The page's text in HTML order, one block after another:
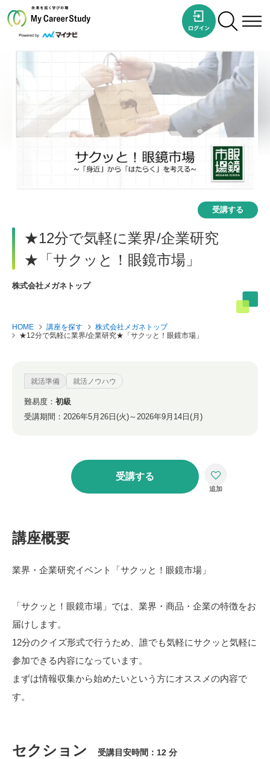
受講する
★12分で気軽に業界/企業研究
★「サクッと！眼鏡市場」
株式会社メガネトップ
HOME 講座を探す
株式会社メガネトップ
★12分で気軽に業界/企業研究★「サクッと！眼鏡市場」
就活準備 就活ノウハウ
難易度： 初級
受講期間： 2026年5月26日(火)～2026年9月14日(月)
受講する
講座概要
業界・企業研究イベント「サクッと！眼鏡市場」
「サクッと！眼鏡市場」では、業界・商品・企業の特徴をお
届けします。
12分のクイズ形式で行うため、誰でも気軽にサクッと気軽に
参加できる内容になっています。
まずは情報収集から始めたいという方にオススメの内容で
す。
セクション 受講目安時間：12 分